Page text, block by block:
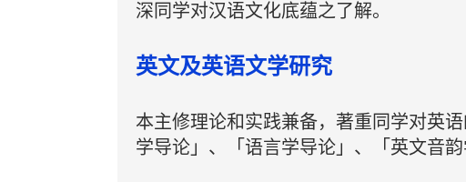
深同学对汉语文化底蕴之了解。
英文及英语文学研究
本主修理论和实践兼备，著重同学对英
学导论」、「语言学导论」、「英文音